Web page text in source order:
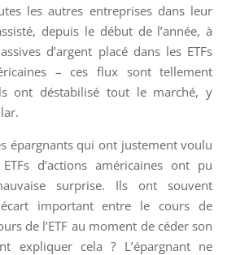
les autres entreprises dans leur
depuis le début de l’année, à
d’argent placé dans les ETFs
– ces flux sont tellement
ont déstabilisé tout le marché, y
épargnants qui ont justement voulu
d’actions américaines ont pu
surprise. Ils ont souvent
important entre le cours de
de l’ETF au moment de céder son
expliquer cela ? L’épargnant ne